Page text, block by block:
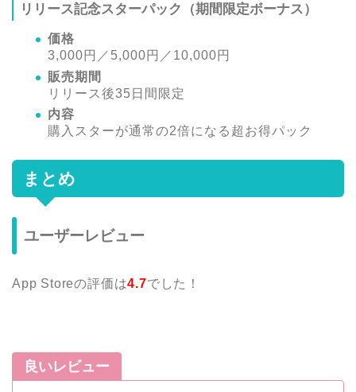
リリース記念スターパック（期間限定ボーナス）
価格
3,000円／5,000円／10,000円
販売期間
リリース後35日間限定
内容
購入スターが通常の2倍になる超お得パック
まとめ
ユーザーレビュー
App Storeの評価は4.7でした！
良いレビュー